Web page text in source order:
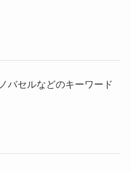
バセルなどのキーワード